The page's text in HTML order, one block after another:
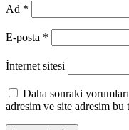
Ad *
E-posta *
İnternet sitesi
Daha sonraki
adresim ve site adresim bu